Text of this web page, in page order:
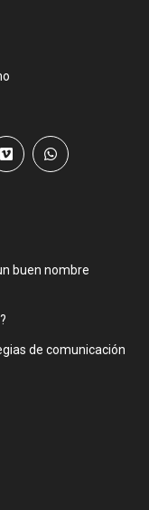
buen nombre
de comunicación